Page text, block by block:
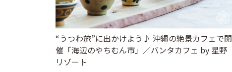
“うつわ旅”に出かけよう♪ 沖縄の絶景カフェで開
催「海辺のやちむん市」／バンタカフェ by 星野
リゾート